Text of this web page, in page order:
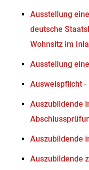
Ausstellung
deutsche
Wohnsitz im
Ausstellung
Ausweispflicht
Auszubildende
Auszubildende
Auszubildende